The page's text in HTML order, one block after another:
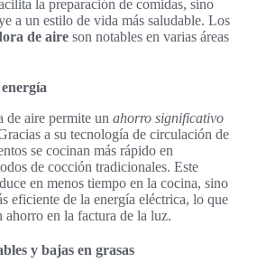
la preparación de comidas, sino
a un estilo de vida más saludable. Los
de aire son notables en varias áreas
de aire permite un ahorro significativo
a su tecnología de circulación de
se cocinan más rápido en
de cocción tradicionales. Este
en menos tiempo en la cocina, sino
eficiente de la energía eléctrica, lo que
ahorro en la factura de la luz.
y bajas en grasas